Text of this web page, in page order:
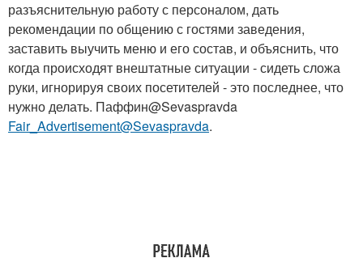
разъяснительную работу с персоналом, дать
рекомендации по общению с гостями заведения,
заставить выучить меню и его состав, и объяснить, что
когда происходят внештатные ситуации - сидеть сложа
руки, игнорируя своих посетителей - это последнее, что
нужно делать. Паффин@Sevaspravda
Fair_Advertisement@Sevaspravda.